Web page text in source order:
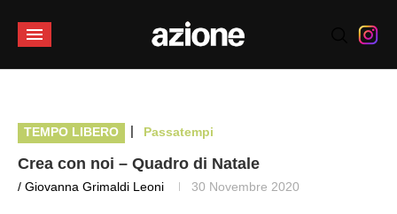
TEMPO LIBERO | Passatempi
Crea con noi – Quadro di Natale
/ Giovanna Grimaldi Leoni 30 Novembre 2020